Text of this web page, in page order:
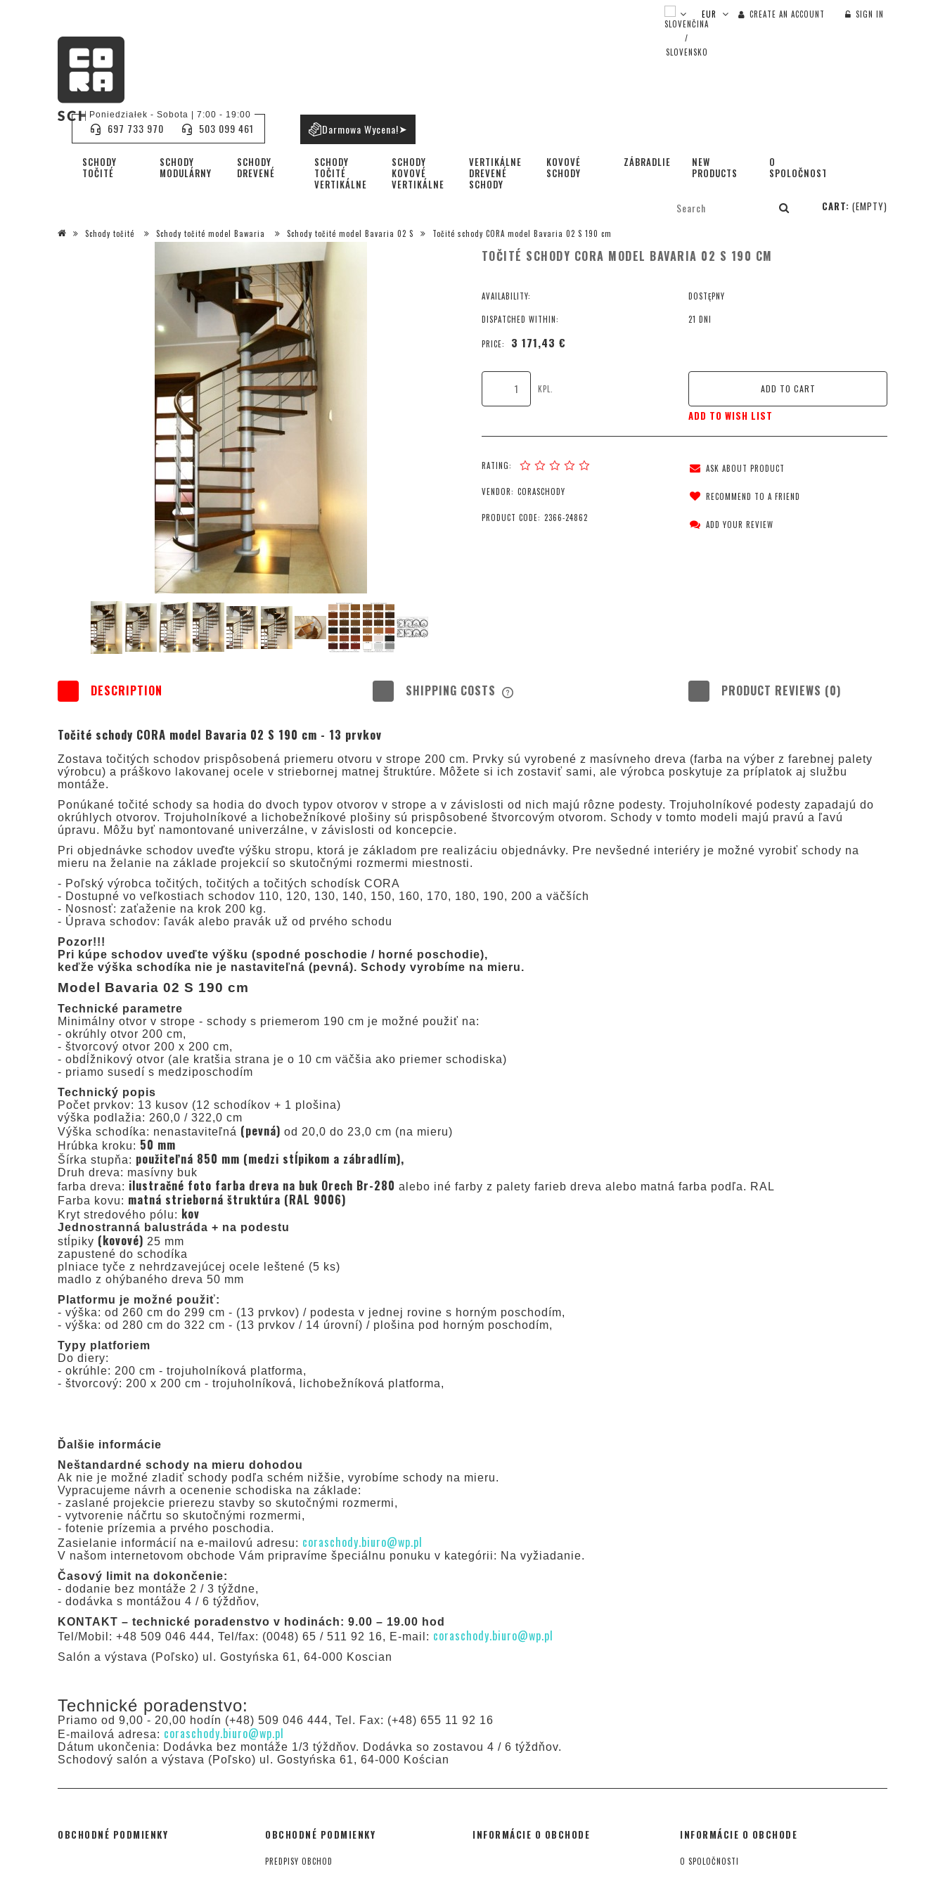
CREATE AN ACCOUNT SIGN IN
SCHODY
TOČITÉ
SCHODY
MODULÁRNY
SCHODY
DREVENÉ
SCHODY
TOČITÉ
VERTIKÁLNE
SCHODY
KOVOVÉ
VERTIKÁLNE
VERTIKÁLNE
DREVENÉ
SCHODY
KOVOVÉ
SCHODY
ZÁBRADLIE
NEW
PRODUCTS
O
SPOLOČNOSTI
Poniedziałek - Sobota | 7:00 - 19:00
697 733 970 503 099 461 Darmowa Wycena!➤
CART: (EMPTY)
Schody točité Schody točité model Bawaria Schody točité model Bavaria 02 S Točité schody CORA model Bavaria 02 S 190 cm
TOČITÉ SCHODY CORA MODEL BAVARIA 02 S 190 CM
AVAILABILITY: DOSTĘPNY
DISPATCHED WITHIN: 21 DNI
PRICE: 3 171,43 €
KPL. ADD TO CART
ADD TO WISH LIST
RATING:
VENDOR: CORASCHODY
PRODUCT CODE: 2366-24862
ASK ABOUT PRODUCT
RECOMMEND TO A FRIEND
ADD YOUR REVIEW
DESCRIPTION SHIPPING COSTS PRODUCT REVIEWS (0)
Točité schody CORA model Bavaria 02 S 190 cm - 13 prvkov
Zostava točitých schodov prispôsobená priemeru otvoru v strope 200 cm. Prvky sú vyrobené z masívneho dreva (farba na výber z farebnej palety
výrobcu) a práškovo lakovanej ocele v striebornej matnej štruktúre. Môžete si ich zostaviť sami, ale výrobca poskytuje za príplatok aj službu
montáže.
Ponúkané točité schody sa hodia do dvoch typov otvorov v strope a v závislosti od nich majú rôzne podesty. Trojuholníkové podesty zapadajú do
okrúhlych otvorov. Trojuholníkové a lichobežníkové plošiny sú prispôsobené štvorcovým otvorom. Schody v tomto modeli majú pravú a ľavú
úpravu. Môžu byť namontované univerzálne, v závislosti od koncepcie.
Pri objednávke schodov uveďte výšku stropu, ktorá je základom pre realizáciu objednávky. Pre nevšedné interiéry je možné vyrobiť schody na
mieru na želanie na základe projekcií so skutočnými rozmermi miestnosti.
- Poľský výrobca točitých, točitých a točitých schodísk CORA
- Dostupné vo veľkostiach schodov 110, 120, 130, 140, 150, 160, 170, 180, 190, 200 a väčších
- Nosnosť: zaťaženie na krok 200 kg.
- Úprava schodov: ľavák alebo pravák už od prvého schodu
Pozor!!!
Pri kúpe schodov uveďte výšku (spodné poschodie / horné poschodie),
keďže výška schodíka nie je nastaviteľná (pevná). Schody vyrobíme na mieru.
Model Bavaria 02 S 190 cm
Technické parametre
Minimálny otvor v strope - schody s priemerom 190 cm je možné použiť na:
- okrúhly otvor 200 cm,
- štvorcový otvor 200 x 200 cm,
- obdĺžnikový otvor (ale kratšia strana je o 10 cm väčšia ako priemer schodiska)
- priamo susedí s medziposchodím
Technický popis
Počet prvkov: 13 kusov (12 schodíkov + 1 plošina)
výška podlažia: 260,0 / 322,0 cm
Výška schodíka: nenastaviteľná (pevná) od 20,0 do 23,0 cm (na mieru)
Hrúbka kroku: 50 mm
Šírka stupňa: použiteľná 850 mm (medzi stĺpikom a zábradlím),
Druh dreva: masívny buk
farba dreva: ilustračné foto farba dreva na buk Orech Br-280 alebo iné farby z palety farieb dreva alebo matná farba podľa. RAL
Farba kovu: matná strieborná štruktúra (RAL 9006)
Kryt stredového pólu: kov
Jednostranná balustráda + na podestu
stĺpiky (kovové) 25 mm
zapustené do schodíka
plniace tyče z nehrdzavejúcej ocele leštené (5 ks)
madlo z ohýbaného dreva 50 mm
Platformu je možné použiť:
- výška: od 260 cm do 299 cm - (13 prvkov) / podesta v jednej rovine s horným poschodím,
- výška: od 280 cm do 322 cm - (13 prvkov / 14 úrovní) / plošina pod horným poschodím,
Typy platforiem
Do diery:
- okrúhle: 200 cm - trojuholníková platforma,
- štvorcový: 200 x 200 cm - trojuholníková, lichobežníková platforma,
Ďalšie informácie
Neštandardné schody na mieru dohodou
Ak nie je možné zladiť schody podľa schém nižšie, vyrobíme schody na mieru.
Vypracujeme návrh a ocenenie schodiska na základe:
- zaslané projekcie prierezu stavby so skutočnými rozmermi,
- vytvorenie náčrtu so skutočnými rozmermi,
- fotenie prízemia a prvého poschodia.
Zasielanie informácií na e-mailovú adresu: coraschody.biuro@wp.pl
V našom internetovom obchode Vám pripravíme špeciálnu ponuku v kategórii: Na vyžiadanie.
Časový limit na dokončenie:
- dodanie bez montáže 2 / 3 týždne,
- dodávka s montážou 4 / 6 týždňov,
KONTAKT – technické poradenstvo v hodinách: 9.00 – 19.00 hod
Tel/Mobil: +48 509 046 444, Tel/fax: (0048) 65 / 511 92 16, E-mail: coraschody.biuro@wp.pl
Salón a výstava (Poľsko) ul. Gostyńska 61, 64-000 Koscian
Technické poradenstvo:
Priamo od 9,00 - 20,00 hodín (+48) 509 046 444, Tel. Fax: (+48) 655 11 92 16
E-mailová adresa: coraschody.biuro@wp.pl
Dátum ukončenia: Dodávka bez montáže 1/3 týždňov. Dodávka so zostavou 4 / 6 týždňov.
Schodový salón a výstava (Poľsko) ul. Gostyńska 61, 64-000 Kościan
OBCHODNÉ PODMIENKY OBCHODNÉ PODMIENKY
PREDPISY OBCHOD
INFORMÁCIE O OBCHODE INFORMÁCIE O OBCHODE
O SPOLOČNOSTI